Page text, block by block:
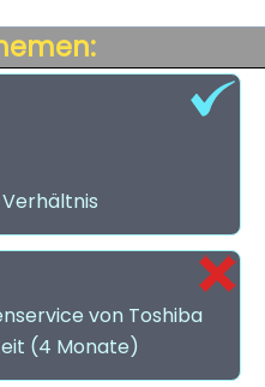
von Toshiba
(4 Monate)